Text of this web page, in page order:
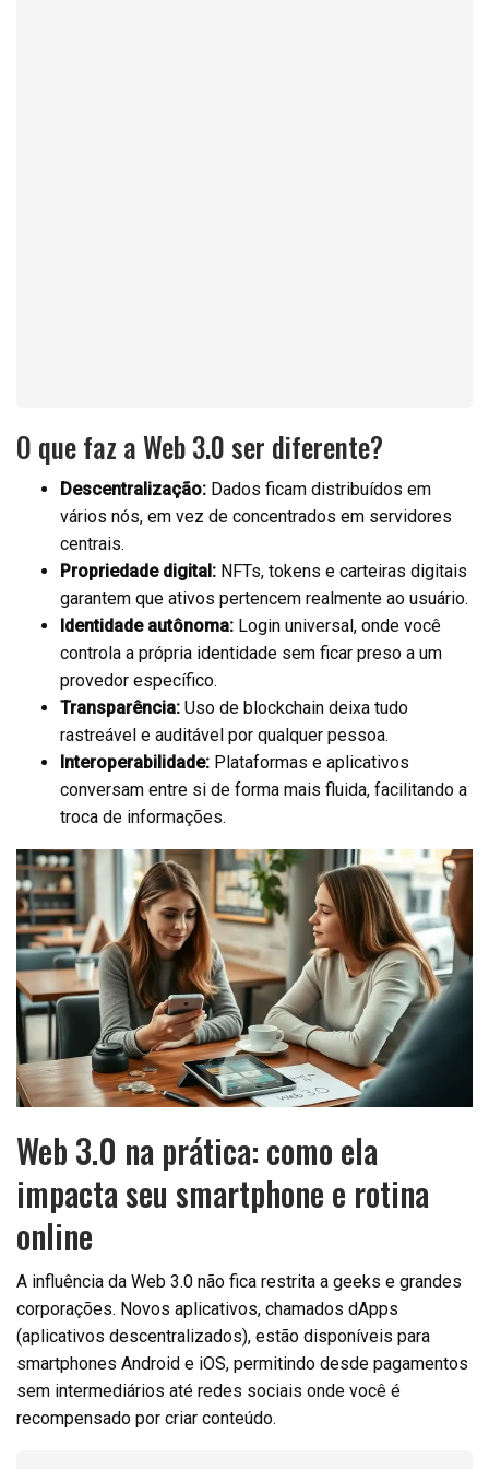
O que faz a Web 3.0 ser diferente?
Descentralização: Dados ficam distribuídos em
vários nós, em vez de concentrados em servidores
centrais.
Propriedade digital: NFTs, tokens e carteiras digitais
garantem que ativos pertencem realmente ao usuário.
Identidade autônoma: Login universal, onde você
controla a própria identidade sem ficar preso a um
provedor específico.
Transparência: Uso de blockchain deixa tudo
rastreável e auditável por qualquer pessoa.
Interoperabilidade: Plataformas e aplicativos
conversam entre si de forma mais fluida, facilitando a
troca de informações.
Web 3.0 na prática: como ela
impacta seu smartphone e rotina
online
A influência da Web 3.0 não fica restrita a geeks e grandes
corporações. Novos aplicativos, chamados dApps
(aplicativos descentralizados), estão disponíveis para
smartphones Android e iOS, permitindo desde pagamentos
sem intermediários até redes sociais onde você é
recompensado por criar conteúdo.